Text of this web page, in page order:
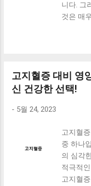
러가기 추천상품 Best
거치형 저소음 블루투스
니다. 그
것은 매
식습관
알아보
을 함께
세요. [
고 관리
압을 낮
법 고지
맺음말
고지혈증 대비 영
신 건강한 선택!
- 5월 24, 2023
고지혈
중 하나
의 심각
적극적
고지혈